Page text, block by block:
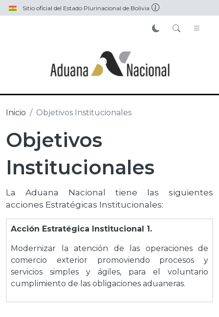
Pasar al contenido principal
Sitio oficial del Estado Plurinacional de Bolivia
Inicio Objetivos Institucionales
Objetivos
Institucionales
La Aduana Nacional tiene las siguientes
acciones Estratégicas Institucionales:
Acción Estratégica Institucional 1.
Modernizar la atención de las operaciones de
comercio exterior promoviendo procesos y
servicios simples y ágiles, para el voluntario
cumplimiento de las obligaciones aduaneras.